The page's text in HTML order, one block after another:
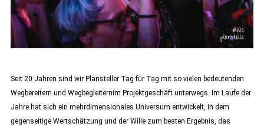
Seit 20 Jahren sind wir Plansteller Tag für Tag mit so vielen bedeutenden
Wegbereitern und Wegbegleiternim Projektgeschäft unterwegs. Im Laufe der
Jahre hat sich ein mehrdimensionales Universum entwickelt, in dem
gegenseitige Wertschätzung und der Wille zum besten Ergebnis, das